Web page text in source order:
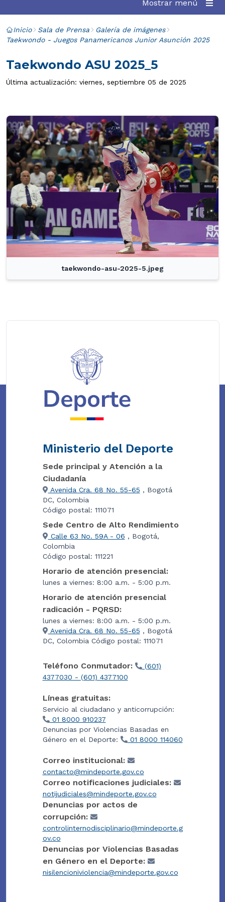
Mostrar menú
Inicio Sala de Prensa
Galería de imágenes
Taekwondo - Juegos Panamericanos Junior Asunción 2025
Taekwondo ASU 2025_5
Última actualización: viernes, septiembre 05 de 2025
taekwondo-asu-2025-5.jpeg
Ministerio del Deporte
Sede principal y Atención a la
Ciudadanía
Avenida Cra. 68 No. 55-65 , Bogotá
DC, Colombia
Código postal: 111071
Sede Centro de Alto Rendimiento
Calle 63 No. 59A - 06 , Bogotá,
Colombia
Código postal: 111221
Horario de atención presencial:
lunes a viernes: 8:00 a.m. - 5:00 p.m.
Horario de atención presencial
radicación - PQRSD:
lunes a viernes: 8:00 a.m. - 5:00 p.m.
Avenida Cra. 68 No. 55-65 , Bogotá
DC, Colombia Código postal: 111071
Teléfono Conmutador:
(601)
4377030 - (601) 4377100
Líneas gratuitas:
Servicio al ciudadano y anticorrupción:
01 8000 910237
Denuncias por Violencias Basadas en
Género en el Deporte:
01 8000 114060
Correo institucional:
contacto@mindeporte.gov.co
Correo notificaciones judiciales:
notijudiciales@mindeporte.gov.co
Denuncias por actos de
corrupción:
controlinternodisciplinario@mindeporte.g
ov.co
Denuncias por Violencias Basadas
en Género en el Deporte:
nisilencioniviolencia@mindeporte.gov.co